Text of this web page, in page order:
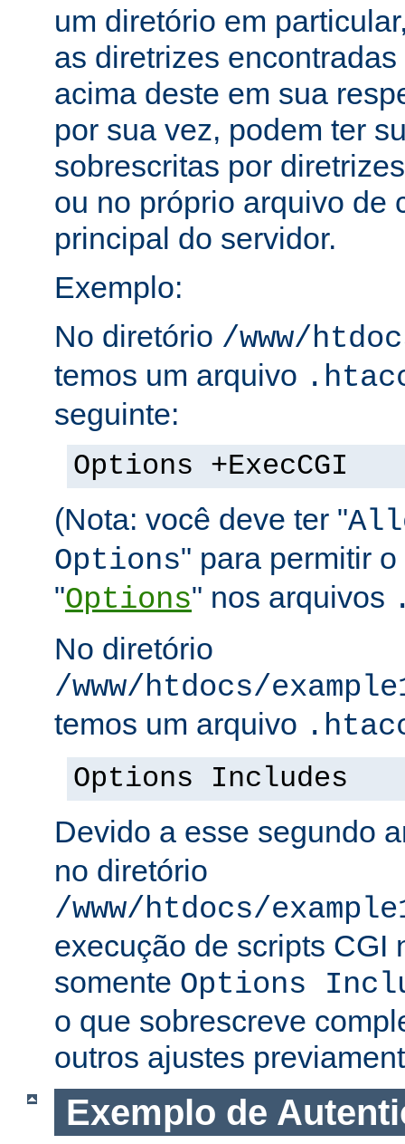
um diretório em
as diretrizes
acima deste em sua
por sua vez, podem ter
sobrescritas por
ou no próprio arquivo de
principal do servidor.
Exemplo:
No diretório /www/
temos um arquivo
seguinte:
Options +ExecCGI
(Nota: você deve ter "
Options" para permitir
"Options" nos arquivos
No diretório
/www/htdocs/
temos um arquivo
Options Includes
Devido a esse segundo
no diretório
/www/htdocs/
execução de scripts CGI
somente Options
o que sobrescreve
outros ajustes
Exemplo de